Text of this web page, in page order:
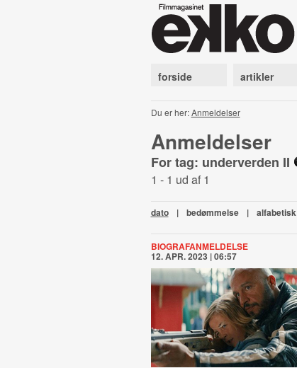
forside artikler
Du er her:Anmeldelser
Anmeldelser
For tag: underverden II
1 - 1 ud af 1
dato | bedømmelse | alfabetisk
BIOGRAFANMELDELSE
12. APR. 2023 | 06:57